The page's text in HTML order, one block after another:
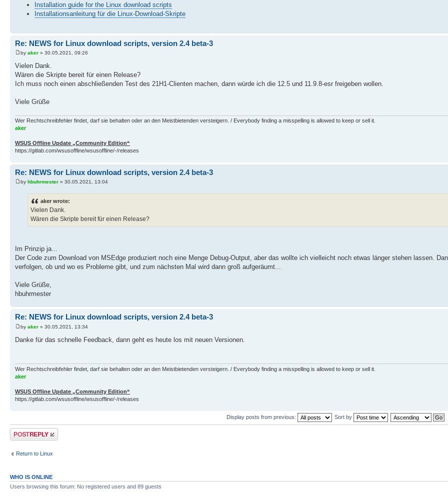
Installation guide for the Linux download scripts
Installationsanleitung für die Linux-Download-Skripte
Re: NEWS for Linux download scripts, version 2.4 beta-3
by aker » 30.05.2021, 09:26
Vielen Dank.
Wären die Skripte bereit für einen Release?
Ich muss noch einen abschließenden Test des 21H1-Clienten machen, dann würde ich die 12.5 und 11.9.8-esr freigeben wollen.
Viele Grüße
Wer Rechtschreibfehler findet, darf sie behalten oder an den Meistbietenden versteigern. / Everybody finding a misspelling is allowed to keep or sell it.
aker
WSUS Offline Update „Community Edition“
https://gitlab.com/wsusoffline/wsusoffline/-/releases
Re: NEWS for Linux download scripts, version 2.4 beta-3
by hbuhrmester » 30.05.2021, 13:04
aker wrote:
Vielen Dank.
Wären die Skripte bereit für einen Release?
Im Prinzip ja...
Der Code zum Download von MSEdge produziert noch eine Menge Debug-Output, aber das wollte ich vielleicht noch etwas länger stehen lassen.
verfolgen, ob und wo es Probleme gibt, und zum nächsten Mal wird dann groß aufgeräumt...
Viele Grüße,
hbuhrmester
Re: NEWS for Linux download scripts, version 2.4 beta-3
by aker » 30.05.2021, 13:34
Danke für das schnelle Feedback, dann geht es heute los mit neuen Versionen.
Wer Rechtschreibfehler findet, darf sie behalten oder an den Meistbietenden versteigern. / Everybody finding a misspelling is allowed to keep or sell it.
aker
WSUS Offline Update „Community Edition“
https://gitlab.com/wsusoffline/wsusoffline/-/releases
Display posts from previous: Sort by
Post a reply
Return to Linux
WHO IS ONLINE
Users browsing this forum: No registered users and 89 guests